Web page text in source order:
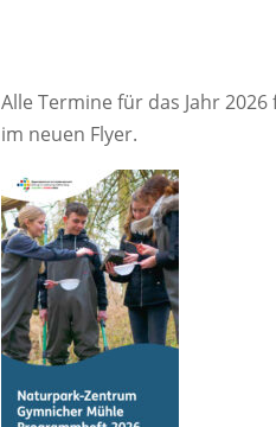
Alle Termine für das Jahr
im neuen Flyer.